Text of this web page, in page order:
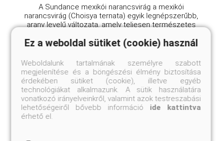
A Sundance mexikói narancsvirág a mexikói
narancsvirág (Choisya ternata) egyik legnépszerűbb,
arany levelű változata, amely teljesen természetes
kert „napfényes sarkát” idézi aranysárga
lombozatával. A ...
Ez a weboldal sütiket (cookie) használ
Weboldalunk tartalmának személyre szabott
megjelenítése és a böngészési élmény biztosítása
érdekében sütiket (cookie), illetve egyéb
technológiákat alkalmazunk. A sütik használatára
vonatkozó irányelveinkről, valamint azok testreszabási
lehetőségeiről bővebb információ ide kattintva
érhető el.